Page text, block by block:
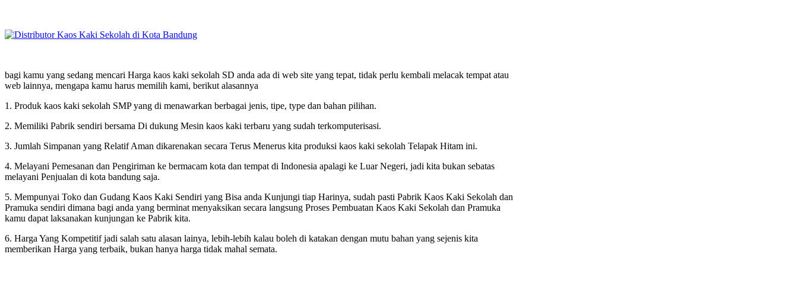
bagi kamu yang sedang mencari Harga kaos kaki sekolah SD anda ada di web site yang tepat, tidak perlu kembali melacak tempat atau
web lainnya, mengapa kamu harus memilih kami, berikut alasannya
1. Produk kaos kaki sekolah SMP yang di menawarkan berbagai jenis, tipe, type dan bahan pilihan.
2. Memiliki Pabrik sendiri bersama Di dukung Mesin kaos kaki terbaru yang sudah terkomputerisasi.
3. Jumlah Simpanan yang Relatif Aman dikarenakan secara Terus Menerus kita produksi kaos kaki sekolah Telapak Hitam ini.
4. Melayani Pemesanan dan Pengiriman ke bermacam kota dan tempat di Indonesia apalagi ke Luar Negeri, jadi kita bukan sebatas
melayani Penjualan di kota bandung saja.
5. Mempunyai Toko dan Gudang Kaos Kaki Sendiri yang Bisa anda Kunjungi tiap Harinya, sudah pasti Pabrik Kaos Kaki Sekolah dan
Pramuka sendiri dimana bagi anda yang berminat menyaksikan secara langsung Proses Pembuatan Kaos Kaki Sekolah dan Pramuka
kamu dapat laksanakan kunjungan ke Pabrik kita.
6. Harga Yang Kompetitif jadi salah satu alasan lainya, lebih-lebih kalau boleh di katakan dengan mutu bahan yang sejenis kita
memberikan Harga yang terbaik, bukan hanya harga tidak mahal semata.